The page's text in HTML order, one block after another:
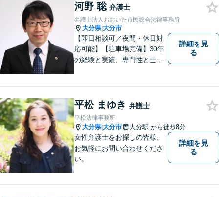
相談可】分かりやすい言葉
で、明確に判断をお示しし、
問題解決をサポートいたしま
す。
河野 聡 弁護士
弁護士法人おおいた市民総合法律事務所
大分県|大分市
【即日相談可／夜間・休日対
応可能】【駐車場完備】30年
の経験と実績、専門性と士業
ニーズに応えます。常に市民
に身近で親しみやすい弁護士
であり続けます。
詳細を見
る
平松 まゆき 弁護士
平松法律事務所
大分県|大分市 大分駅 から徒歩8分
女性弁護士をお探しの皆様、
お気軽にお問い合わせくださ
い。
詳細を見
る